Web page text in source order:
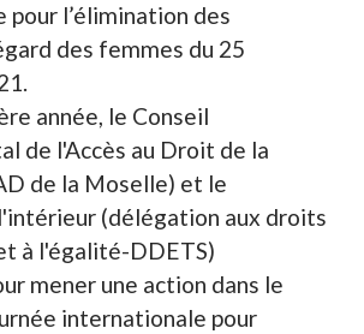
l’élimination des
des femmes du 25
année, le Conseil
de l'Accès au Droit de la
de la Moselle) et le
(délégation aux droits
à l'égalité-DDETS)
mener une action dans le
internationale pour